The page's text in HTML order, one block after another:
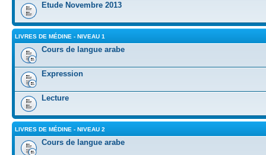
Etude Novembre 2013
LIVRES DE MÉDINE - NIVEAU 1
Cours de langue arabe
Expression
Lecture
LIVRES DE MÉDINE - NIVEAU 2
Cours de langue arabe